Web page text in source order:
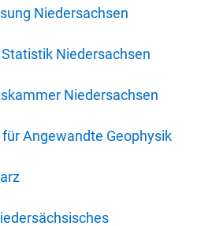
Niedersachsen
Niedersachsen
Niedersachsen
Angewandte Geophysik